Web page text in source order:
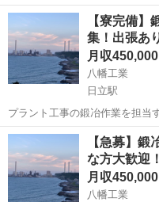
消耗品代として＋5000円支給 仕事内容 ・とび工事一式 ・鍛冶工事一
式 ・足場組立、解体（住宅足
茨城 潮来市 鳶職
【寮完備】
集！出張あ
月収450,000
八幡工業
日立駅
プラント工事の鍛冶作業を担当
未経験もやる気があれば大歓迎！ 現在、福島・茨城・千葉・埼玉
の出張案件が豊富！ 寮完備＆
して働けます！ 安定収入を得...
茨城 日立市 日立駅
【急募】鍛
な方大歓迎！
月収450,000
八幡工業